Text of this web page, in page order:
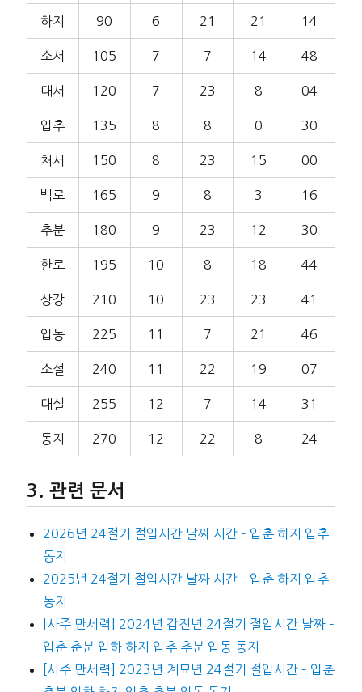
하지 90 6 21 21 14
소서 105 7 7 14 48
대서 120 7 23 8 04
입추 135 8 8 0 30
처서 150 8 23 15 00
백로 165 9 8 3 16
추분 180 9 23 12 30
한로 195 10 8 18 44
상강 210 10 23 23 41
입동 225 11 7 21 46
소설 240 11 22 19 07
대설 255 12 7 14 31
동지 270 12 22 8 24
관련 문서
2026년 24절기 절입시간 날짜 시간 – 입춘 하지 입추
동지
2025년 24절기 절입시간 날짜 시간 – 입춘 하지 입추
동지
[사주 만세력] 2024년 갑진년 24절기 절입시간 날짜 –
입춘 춘분 입하 하지 입추 추분 입동 동지
[사주 만세력] 2023년 계묘년 24절기 절입시간 – 입춘